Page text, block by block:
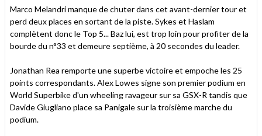
Marco Melandri manque de chuter dans cet avant-dernier tour et
perd deux places en sortant de la piste. Sykes et Haslam
complètent donc le Top 5... Baz lui, est trop loin pour profiter de la
bourde du n°33 et demeure septième, à 20 secondes du leader.
Jonathan Rea remporte une superbe victoire et empoche les 25
points correspondants. Alex Lowes signe son premier podium en
World Superbike d'un wheeling ravageur sur sa GSX-R tandis que
Davide Giugliano place sa Panigale sur la troisième marche du
podium.